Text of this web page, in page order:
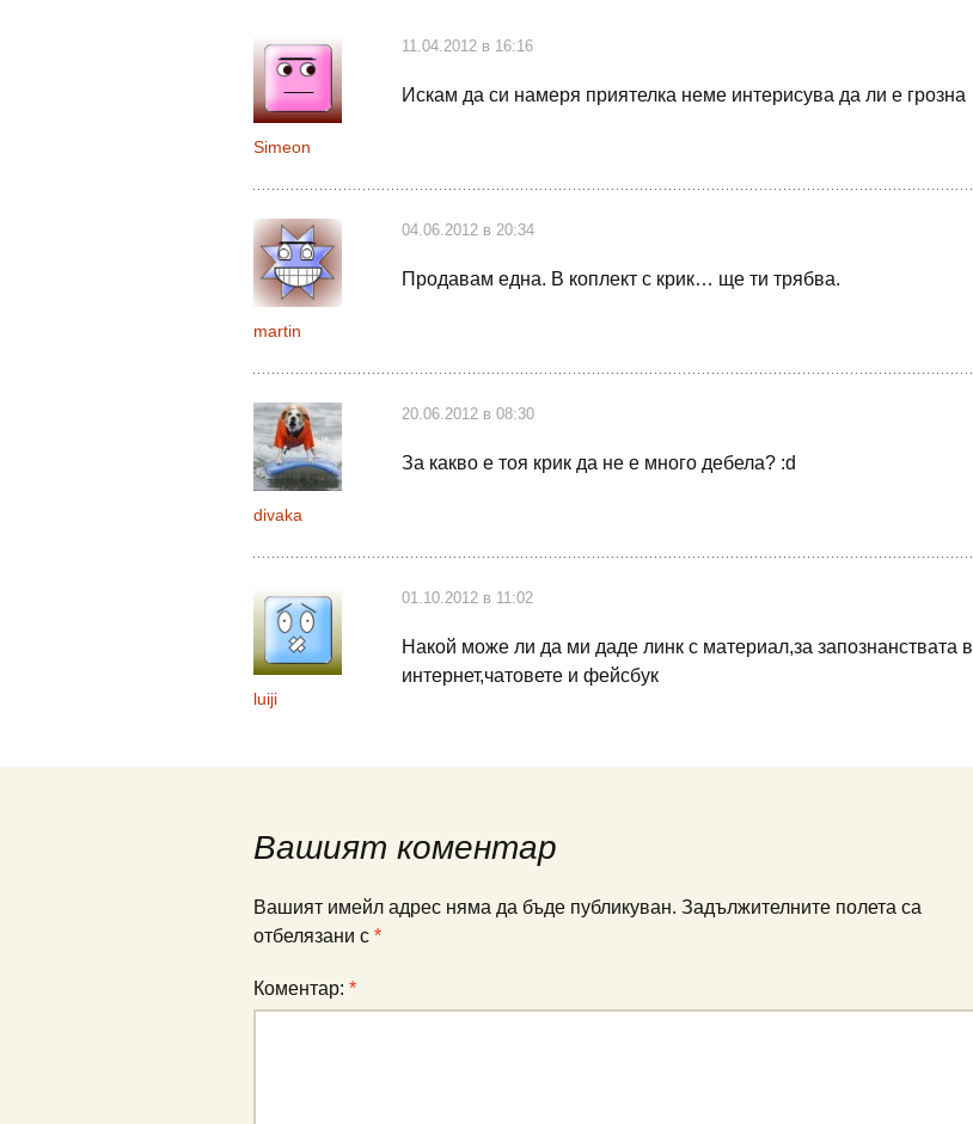
Simeon
11.04.2012 в 16:16
Искам да си намеря приятелка неме интерисува да ли е грозна
martin
04.06.2012 в 20:34
Продавам една. В коплект с крик… ще ти трябва.
divaka
20.06.2012 в 08:30
За какво е тоя крик да не е много дебела? :d
luiji
01.10.2012 в 11:02
Накой може ли да ми даде линк с материал,за запознанствата в
интернет,чатовете и фейсбук
Вашият коментар
Вашият имейл адрес няма да бъде публикуван. Задължителните полета са
отбелязани с *
Коментар: *